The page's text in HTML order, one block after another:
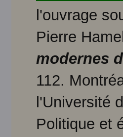
l'ouvrage
Pierre
modernes
112.
l'Université
Politique et